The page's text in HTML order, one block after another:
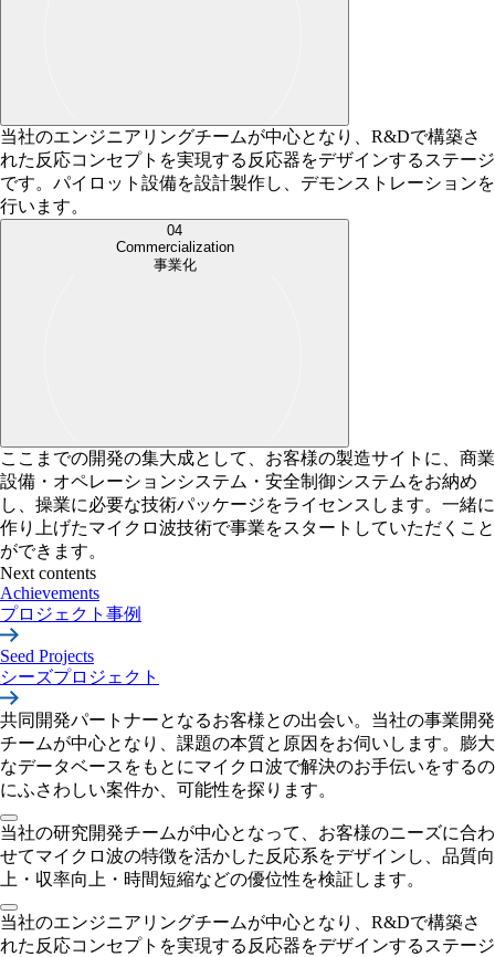
当社のエンジニアリングチームが中心となり、R&Dで構築さ
れた反応コンセプトを実現する反応器をデザインするステージ
です。パイロット設備を設計製作し、デモンストレーションを
行います。
04
Commercialization
事業化
ここまでの開発の集大成として、お客様の製造サイトに、商業
設備・オペレーションシステム・安全制御システムをお納め
し、操業に必要な技術パッケージをライセンスします。一緒に
作り上げたマイクロ波技術で事業をスタートしていただくこと
ができます。
Next contents
Achievements
プロジェクト事例
Seed Projects
シーズプロジェクト
共同開発パートナーとなるお客様との出会い。当社の事業開発
チームが中心となり、課題の本質と原因をお伺いします。膨大
なデータベースをもとにマイクロ波で解決のお手伝いをするの
にふさわしい案件か、可能性を探ります。
当社の研究開発チームが中心となって、お客様のニーズに合わ
せてマイクロ波の特徴を活かした反応系をデザインし、品質向
上・収率向上・時間短縮などの優位性を検証します。
当社のエンジニアリングチームが中心となり、R&Dで構築さ
れた反応コンセプトを実現する反応器をデザインするステージ